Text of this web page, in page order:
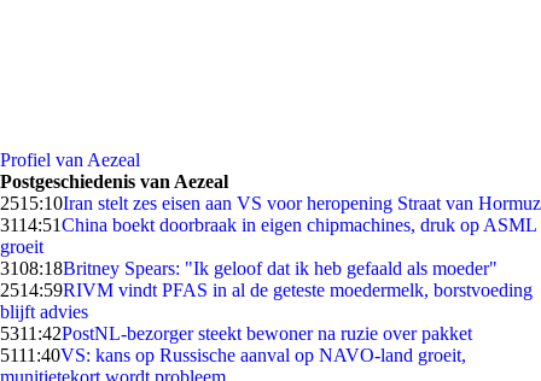
Profiel van Aezeal
Postgeschiedenis van Aezeal
2515:10Iran stelt zes eisen aan VS voor heropening Straat van Hormuz
3114:51China boekt doorbraak in eigen chipmachines, druk op ASML
groeit
3108:18Britney Spears: "Ik geloof dat ik heb gefaald als moeder"
2514:59RIVM vindt PFAS in al de geteste moedermelk, borstvoeding
blijft advies
5311:42PostNL-bezorger steekt bewoner na ruzie over pakket
5111:40VS: kans op Russische aanval op NAVO-land groeit,
munitietekort wordt probleem